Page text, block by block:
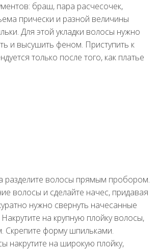
браш, пара расчесочек,
прически и разной величины
Для этой укладки волосы нужно
и высушить феном. Приступить к
только после того, как платье
разделите волосы прямым пробором.
волосы и сделайте начес, придавая
нужно свернуть начесанные
на крупную плойку волосы,
Скрепите форму шпильками.
накрутите на широкую плойку,